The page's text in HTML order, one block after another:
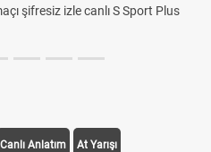
şifresiz izle canlı S Sport Plus
Canlı Anlatım At Yarışı